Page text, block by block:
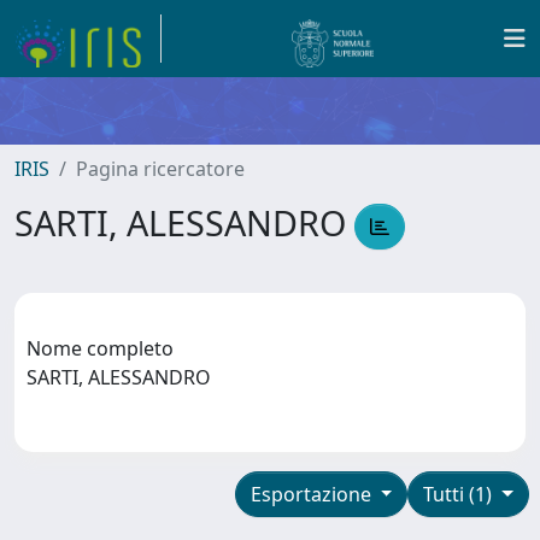
IRIS Pagina ricercatore
SARTI, ALESSANDRO
Nome completo
SARTI, ALESSANDRO
Tutti (1)
Esportazione